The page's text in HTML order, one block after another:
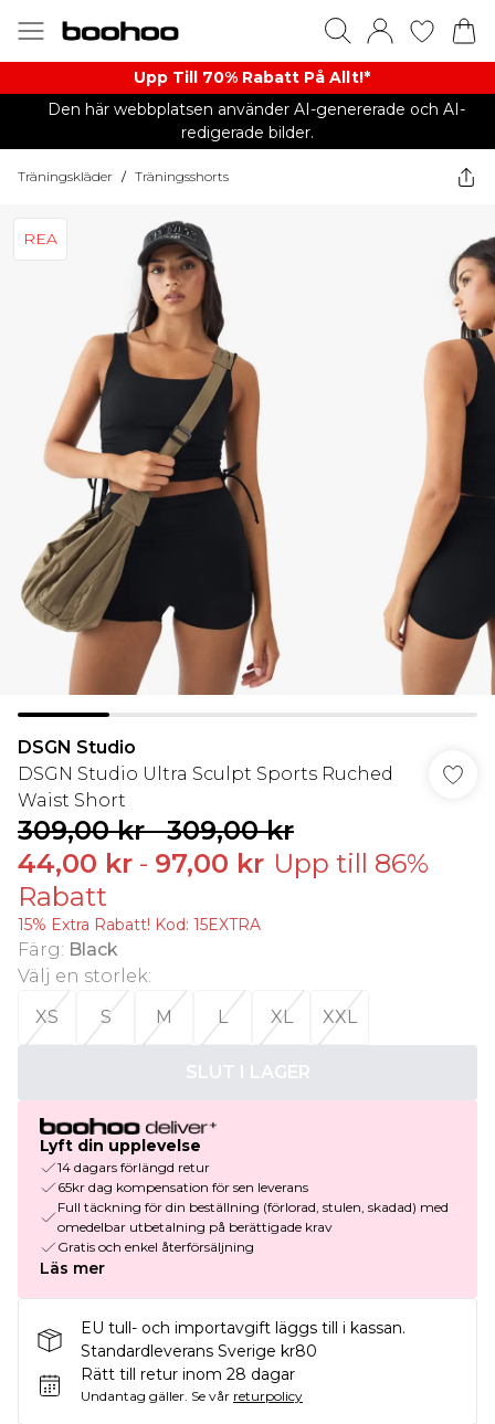
Upp Till 70% Rabatt På Allt!*
Den här webbplatsen använder AI-genererade och AI-
redigerade bilder.
Träningskläder / Träningsshorts
REA
DSGN Studio
DSGN Studio Ultra Sculpt Sports Ruched
Waist Short
309,00 kr-309,00 kr
44,00 kr - 97,00 kr Upp till 86%
Rabatt
15% Extra Rabatt! Kod: 15EXTRA
Färg: Black
Välj en storlek:
XS
S M L XL XXL
SLUT I LAGER
Lyft din upplevelse
14 dagars förlängd retur
65kr dag kompensation för sen leverans
Full täckning för din beställning (förlorad, stulen, skadad) med
omedelbar utbetalning på berättigade krav
Gratis och enkel återförsäljning
Läs mer
EU tull- och importavgift läggs till i kassan.
Standardleverans Sverige kr80
Rätt till retur inom 28 dagar
Undantag gäller. Se vår returpolicy